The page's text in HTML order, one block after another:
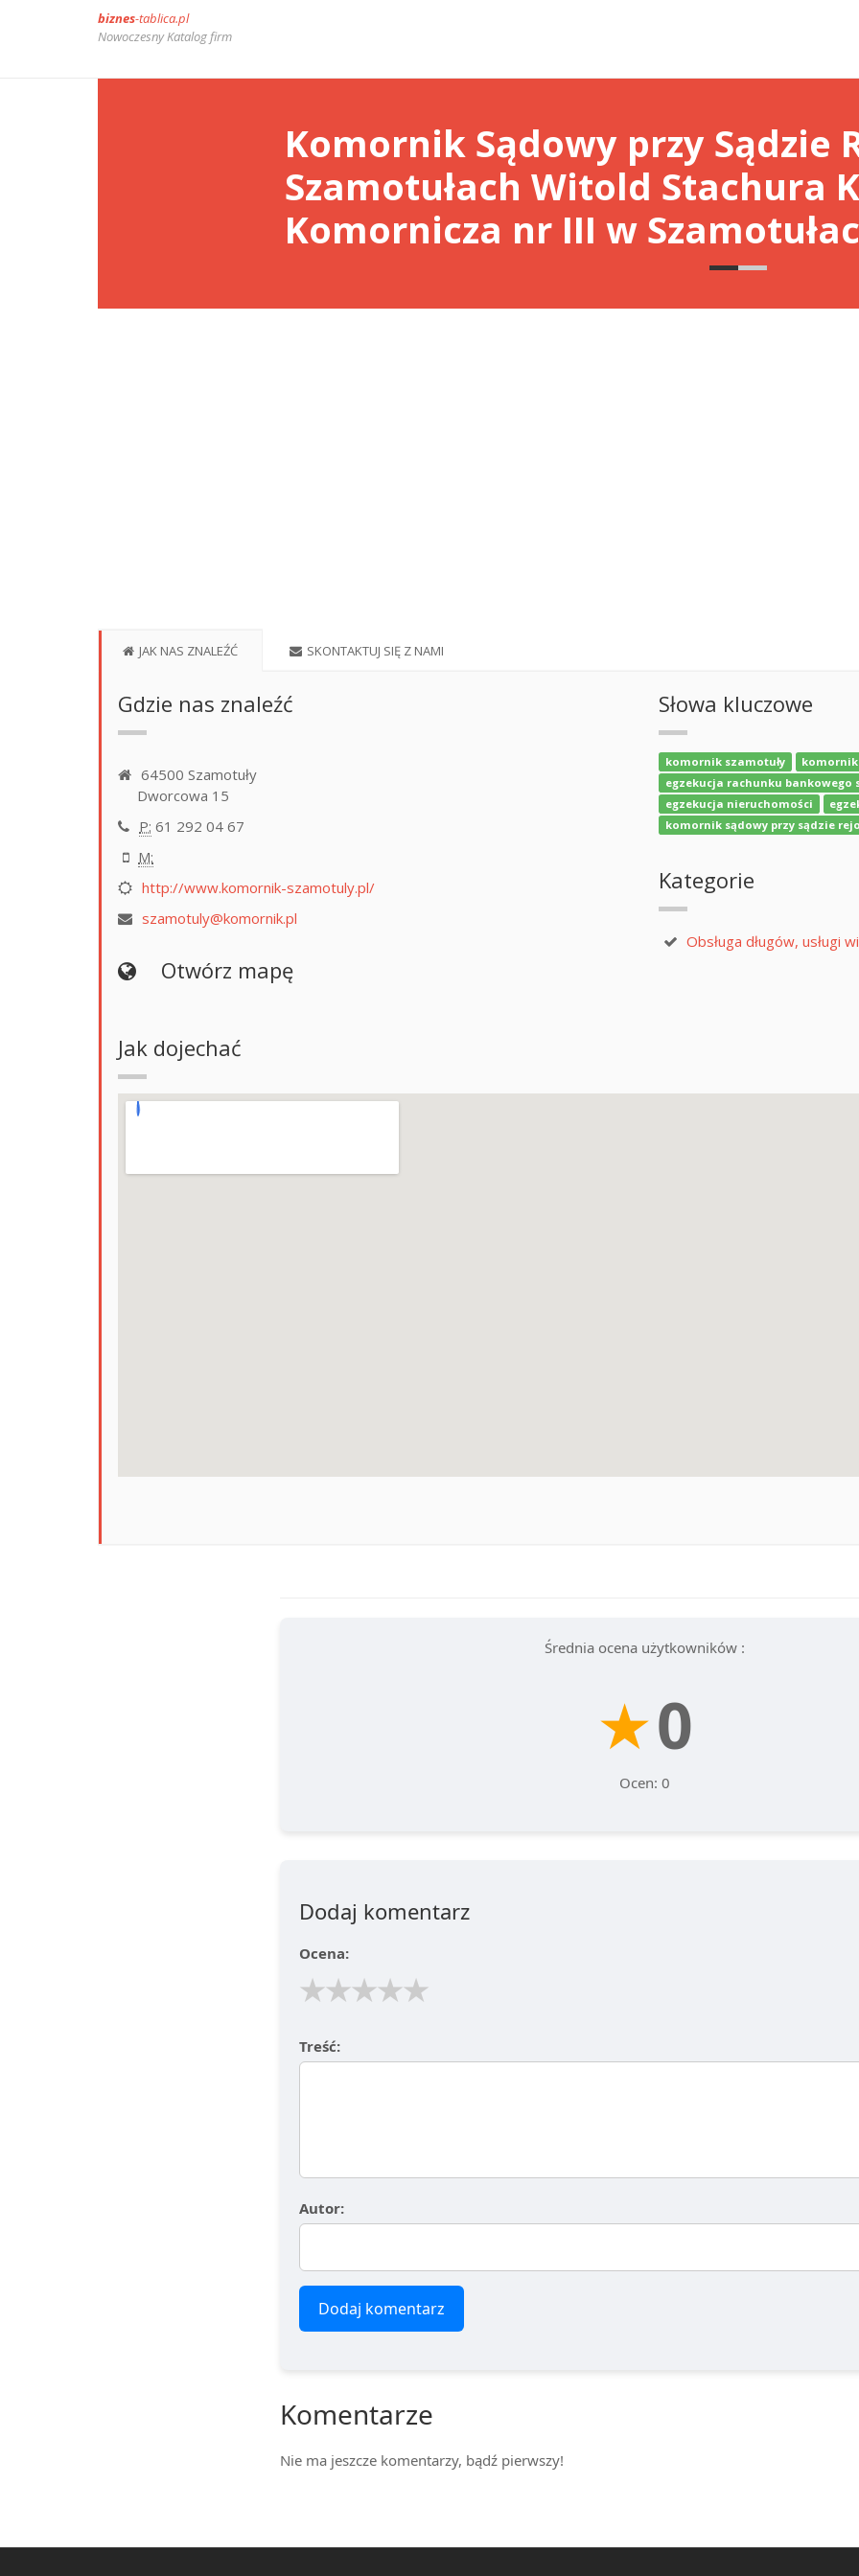
biznes-tablica.pl
Nowoczesny Katalog firm
Komornik Sądowy przy Sądzie
Szamotułach Witold Stachura
Komornicza nr III w
JAK NAS ZNALEŹĆ SKONTAKTUJ SIĘ Z NAMI
Gdzie nas znaleźć
64500 Szamotuły
Dworcowa 15
P: 61 292 04 67
M:
http://www.komornik-szamotuly.pl/
szamotuly@komornik.pl
Otwórz mapę
Słowa kluczowe
komornik szamotuły
komornik
egzekucja rachunku bankowego
egzekucja nieruchomości
komornik sądowy przy sądzie
Kategorie
Obsługa długów, usługi
Jak dojechać
Średnia ocena użytkowników :
★0
Ocen: 0
Dodaj komentarz
Ocena:
★
★
★
★
★
Treść:
Autor:
Dodaj komentarz
Komentarze
Nie ma jeszcze komentarzy, bądź pierwszy!